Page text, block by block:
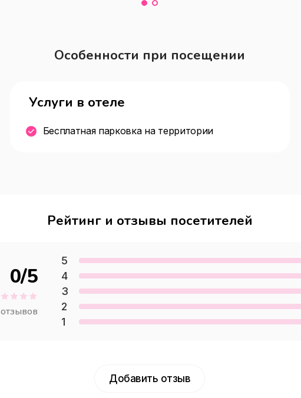
Особенности при посещении
Услуги в отеле
Бесплатная парковка на территории
Рейтинг и отзывы посетителей
0/5
отзывов
5
4
3
2
1
Добавить отзыв